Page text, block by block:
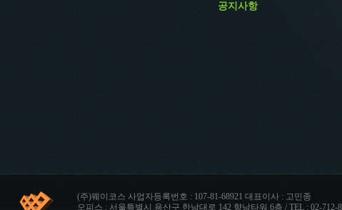
공지사항
(주)웨이코스 사업자등록번호 : 107-81-68921 대표이사 : 고민종
오피스 : 서울특별시 용산구 한남대로 142 향남타워 6층 / TEL : 02-712-